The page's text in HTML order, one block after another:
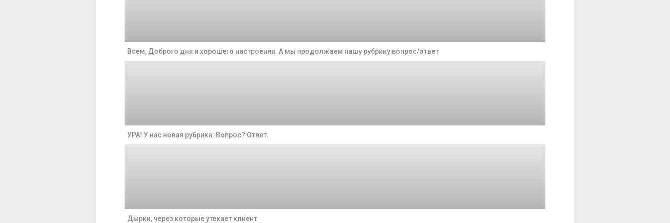
Всем, Доброго дня и хорошего настроения. А мы продолжаем нашу рубрику вопрос/ответ
УРА! У нас новая рубрика: Вопрос? Ответ.
Дырки, через которые утекает клиент